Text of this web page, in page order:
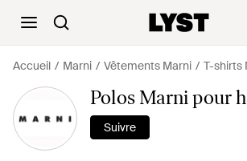
Accueil Marni Vêtements Marni T-shirts
Polos Marni pour
Suivre